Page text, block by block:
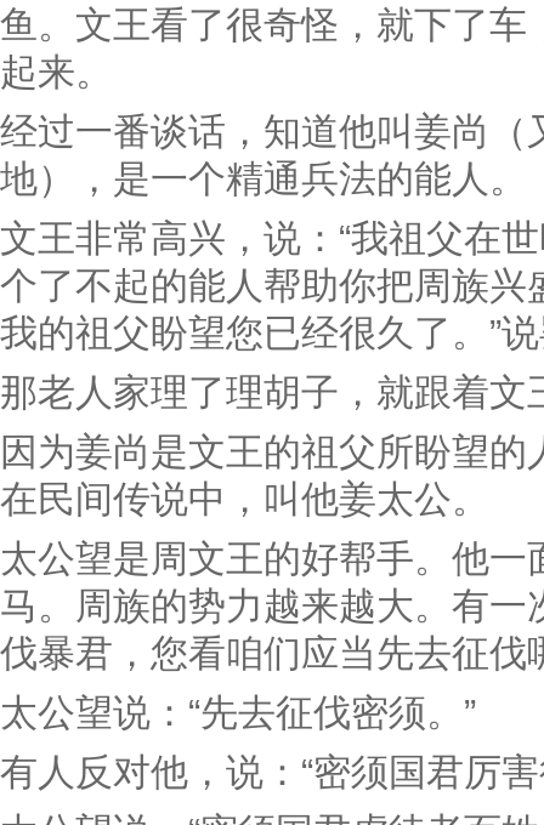
鱼。文王看了很奇怪，就下了
起来。
经过一番谈话，知道他叫姜尚（
地），是一个精通兵法的能人。
文王非常高兴，说：“我祖父在
个了不起的能人帮助你把周族
我的祖父盼望您已经很久了。”
那老人家理了理胡子，就跟着文
因为姜尚是文王的祖父所盼望
在民间传说中，叫他姜太公。
太公望是周文王的好帮手。他
马。周族的势力越来越大。有一
伐暴君，您看咱们应当先去征伐
太公望说：“先去征伐密须。”
有人反对他，说：“密须国君厉